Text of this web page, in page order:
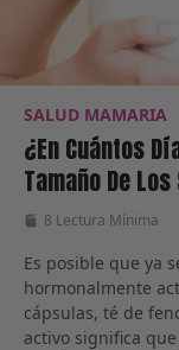
SALUD MAMARIA
¿En Cuántos
Tamaño De
8 Lectura Mínima
Es posible que ya
hormonalmente
cápsulas, té de
activo significa